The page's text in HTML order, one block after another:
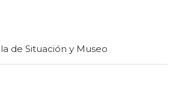
de Situación y Museo